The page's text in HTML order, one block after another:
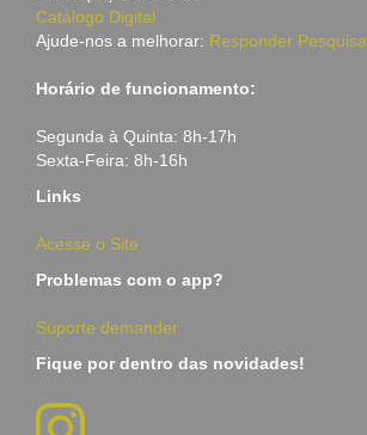
Catálogo Digital
Ajude-nos a melhorar: Responder Pesquisa
Horário de funcionamento:
Segunda à Quinta: 8h-17h
Sexta-Feira: 8h-16h
Links
Acesse o Site
Problemas com o app?
Suporte demander
Fique por dentro das novidades!